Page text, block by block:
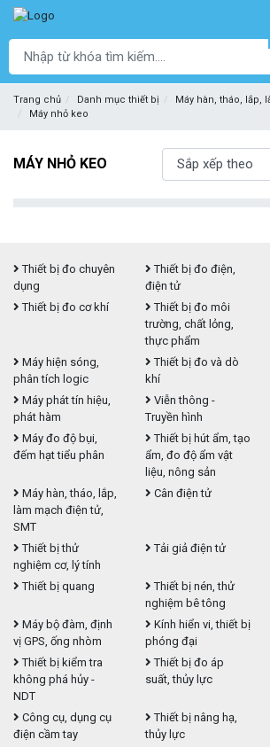
Trang chủ Danh mục thiết bị
Máy hàn, tháo, lắp,
Máy nhỏ keo
MÁY NHỎ KEO
Thiết bị đo chuyên
dụng
Thiết bị đo điện,
điện tử
Thiết bị đo cơ khí
Thiết bị đo môi
trường, chất lỏng,
thực phẩm
Máy hiện sóng,
phân tích logic
Thiết bị đo và dò
khí
Máy phát tín hiệu,
phát hàm
Viễn thông -
Truyền hình
Máy đo độ bụi,
đếm hạt tiểu phân
Thiết bị hút ẩm, tạo
ẩm, đo độ ẩm vật
liệu, nông sản
Máy hàn, tháo, lắp,
làm mạch điện tử,
SMT
Cân điện tử
Thiết bị thử
nghiệm cơ, lý tính
Tải giả điện tử
Thiết bị quang
Thiết bị nén, thử
nghiệm bê tông
Máy bộ đàm, định
vị GPS, ống nhòm
Kính hiển vi, thiết bị
phóng đại
Thiết bị kiểm tra
không phá hủy -
NDT
Thiết bị đo áp
suất, thủy lực
Công cụ, dụng cụ
điện cầm tay
Thiết bị nâng hạ,
thủy lực